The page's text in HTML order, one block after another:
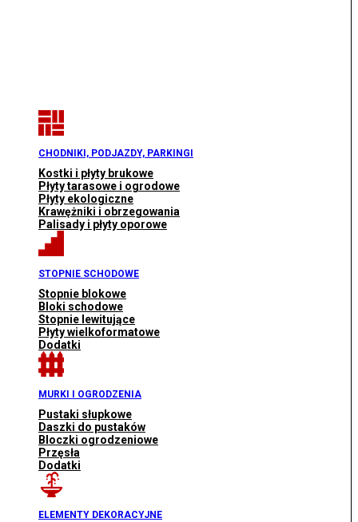
CHODNIKI, PODJAZDY, PARKINGI
Kostki i płyty brukowe
Płyty tarasowe i ogrodowe
Płyty ekologiczne
Krawężniki i obrzegowania
Palisady i płyty oporowe
STOPNIE SCHODOWE
Stopnie blokowe
Bloki schodowe
Stopnie lewitujące
Płyty wielkoformatowe
Dodatki
MURKI I OGRODZENIA
Pustaki słupkowe
Daszki do pustaków
Bloczki ogrodzeniowe
Przęsła
Dodatki
ELEMENTY DEKORACYJNE